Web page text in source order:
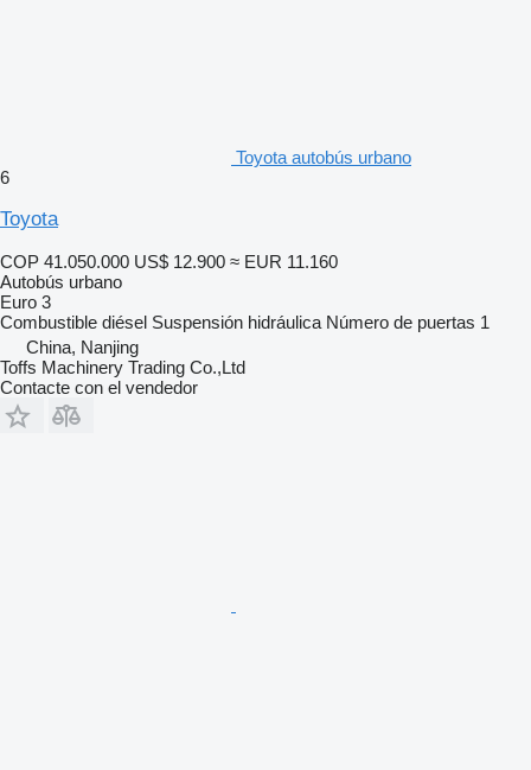
Toyota autobús urbano
6
Toyota
COP 41.050.000 US$ 12.900 ≈ EUR 11.160
Autobús urbano
Euro 3
Combustible diésel Suspensión hidráulica Número de puertas 1
China, Nanjing
Toffs Machinery Trading Co.,Ltd
Contacte con el vendedor